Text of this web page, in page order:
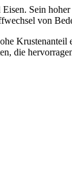
Sein
von
Krustenanteil
die